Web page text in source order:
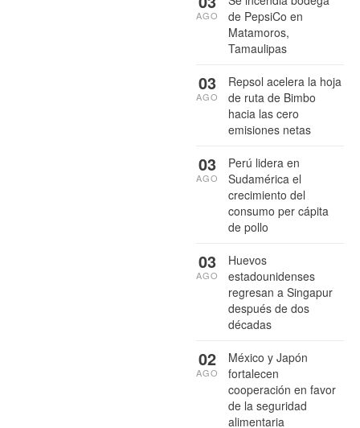
de PepsiCo en
Matamoros,
Tamaulipas
AGO
Repsol acelera la hoja
de ruta de Bimbo
hacia las cero
emisiones netas
03
AGO
Perú lidera en
Sudamérica el
crecimiento del
consumo per cápita
de pollo
03
AGO
Huevos
estadounidenses
regresan a Singapur
después de dos
décadas
03
AGO
México y Japón
fortalecen
cooperación en favor
de la seguridad
alimentaria
02
AGO